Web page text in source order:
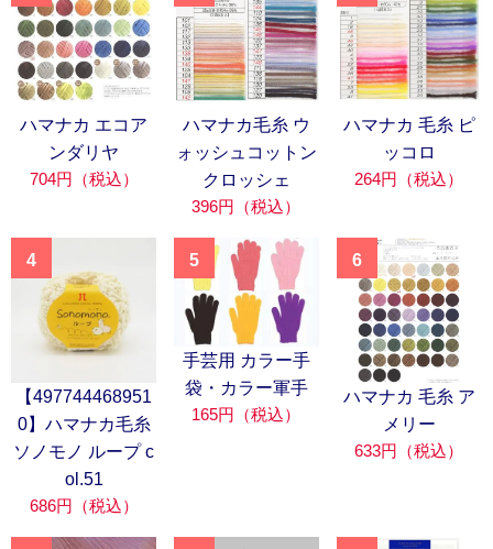
ハマナカ エコア
ンダリヤ
704円（税込）
ハマナカ毛糸 ウ
ォッシュコットン
クロッシェ
396円（税込）
ハマナカ 毛糸 ピ
ッコロ
264円（税込）
4
【497744468951
0】ハマナカ毛糸
ソノモノ ループ c
ol.51
686円（税込）
5
手芸用 カラー手
袋・カラー軍手
165円（税込）
6
ハマナカ 毛糸 ア
メリー
633円（税込）